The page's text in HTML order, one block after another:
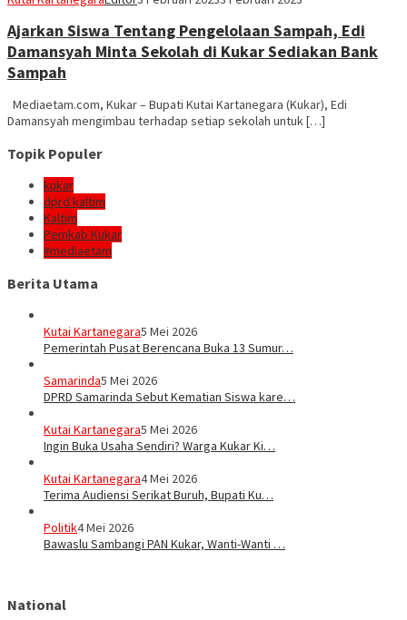
Ajarkan Siswa Tentang Pengelolaan Sampah, Edi
Damansyah Minta Sekolah di Kukar Sediakan Bank
Sampah
Mediaetam.com, Kukar – Bupati Kutai Kartanegara (Kukar), Edi
Damansyah mengimbau terhadap setiap sekolah untuk […]
Topik Populer
kukar
dprd kaltim
Kaltim
Pemkab Kukar
#mediaetam
Berita Utama
Kutai Kartanegara5 Mei 2026
Pemerintah Pusat Berencana Buka 13 Sumur…
Samarinda5 Mei 2026
DPRD Samarinda Sebut Kematian Siswa kare…
Kutai Kartanegara5 Mei 2026
Ingin Buka Usaha Sendiri? Warga Kukar Ki…
Kutai Kartanegara4 Mei 2026
Terima Audiensi Serikat Buruh, Bupati Ku…
Politik4 Mei 2026
Bawaslu Sambangi PAN Kukar, Wanti-Wanti …
National